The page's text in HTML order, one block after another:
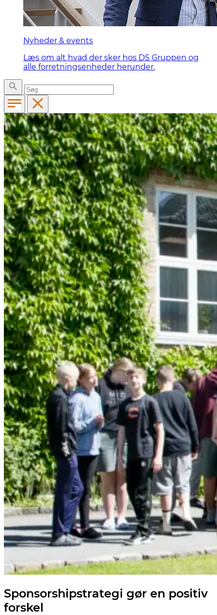
Nyheder & events
Læs om alt hvad der sker hos DS Gruppen og
alle forretningsenheder herunder.
Sponsorshipstrategi gør en positiv
forskel